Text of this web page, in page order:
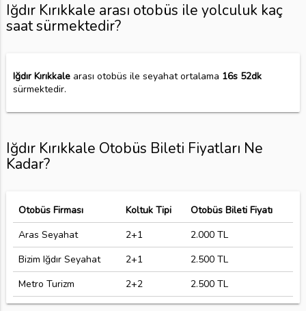
Iğdır Kırıkkale arası otobüs ile yolculuk kaç
saat sürmektedir?
Iğdır Kırıkkalearası otobüs ile seyahat ortalama 16s 52dk
sürmektedir.
Iğdır Kırıkkale Otobüs Bileti Fiyatları Ne
Kadar?
Otobüs Firması Koltuk Tipi
Otobüs Bileti Fiyatı
Aras Seyahat
2+1
2.000 TL
Bizim Iğdır Seyahat
2+1
2.500 TL
Metro Turizm
2+2 2.500 TL